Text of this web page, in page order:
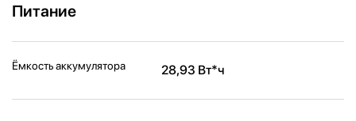
Питание
Ёмкость аккумулятора 28,93 Вт*ч